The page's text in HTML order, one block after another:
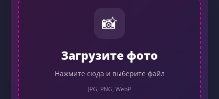
📸
Загрузите фото
Нажмите сюда и выберите файл
JPG, PNG, WebP